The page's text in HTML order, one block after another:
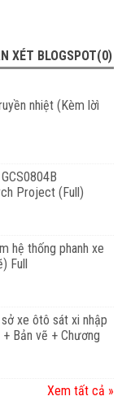
XÉT BLOGSPOT(0)
nhiệt (Kèm lờì
Project (Full)
hệ thống phanh xe
Full
xe ôtô sát xi nhập
Bản vẽ + Chương
Xem tất cả »